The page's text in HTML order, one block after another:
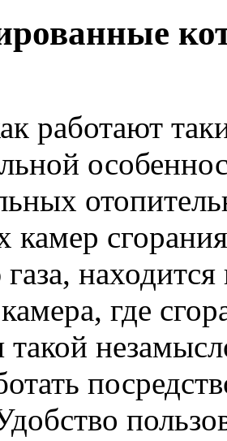
работают
камер
находится
где
такой